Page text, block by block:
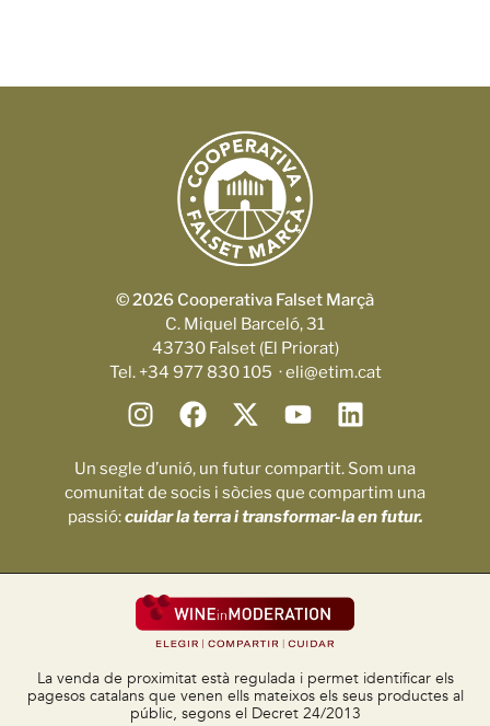
© 2026 Cooperativa Falset Marçà
C. Miquel Barceló, 31
43730 Falset (El Priorat)
Tel. +34 977 830 105 · eli@etim.cat
Un segle d’unió, un futur compartit. Som una
comunitat de socis i sòcies que compartim una
passió:cuidar la terra i transformar-la en futur.
La venda de proximitat està regulada i permet identificar els
pagesos catalans que venen ells mateixos els seus productes al
públic, segons el Decret 24/2013